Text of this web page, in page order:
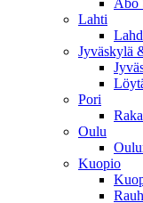
Åbo
Lahti
Jyväskylä
Pori
Oulu
Kuopio